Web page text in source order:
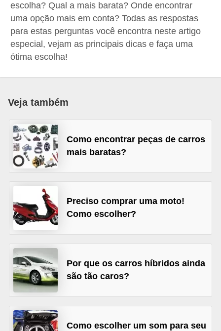
escolha? Qual a mais barata? Onde encontrar
uma opção mais em conta? Todas as respostas
para estas perguntas você encontra neste artigo
especial, vejam as principais dicas e faça uma
ótima escolha!
Veja também
Como encontrar peças de carros
mais baratas?
Preciso comprar uma moto!
Como escolher?
Por que os carros híbridos ainda
são tão caros?
Como escolher um som para seu
c
i
o
n
s
u
t
o
v
e
s
e
v
e
í
c